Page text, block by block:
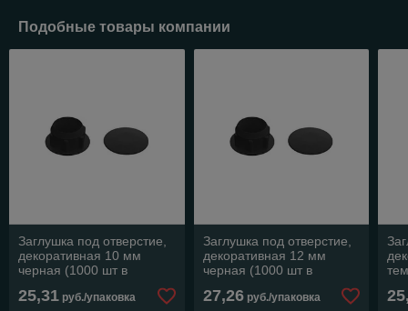
Подобные товары компании
Заглушка под отверстие,
декоративная 10 мм
черная (1000 шт в
25,31 руб./упаковка
Заглушка под отверстие,
декоративная 12 мм
черная (1000 шт в
27,26руб./упаковка